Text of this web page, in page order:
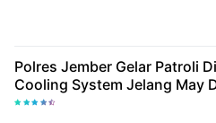
Polres Jember Gelar Patroli
Cooling System Jelang May